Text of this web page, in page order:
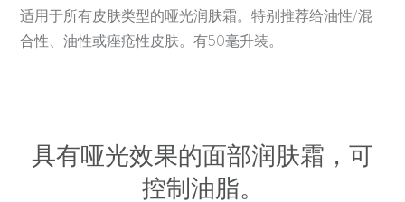
适用于所有皮肤类型的哑光润肤霜。特别推荐给油性/混
合性、油性或痤疮性皮肤。有50毫升装。
具有哑光效果的面部润肤霜，可
控制油脂。